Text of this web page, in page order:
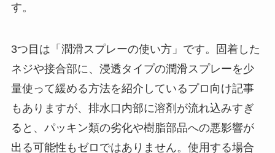
す。
3つ目は「潤滑スプレーの使い方」です。固着した
ネジや接合部に、浸透タイプの潤滑スプレーを少
量使って緩める方法を紹介しているプロ向け記事
もありますが、排水口内部に溶剤が流れ込みすぎ
ると、パッキン類の劣化や樹脂部品への悪影響が
出る可能性もゼロではありません。使用する場合